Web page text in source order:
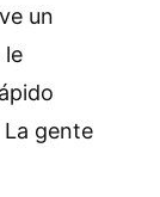
un
le
gente